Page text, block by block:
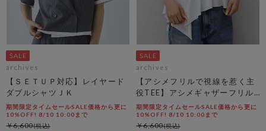
archives
【ＳＥＴＵＰ対応】レイヤード
ダブルシャツＪＫ
期間限定タイムセールSALE価格から更に
10%OFF! 8/10 10:00まで
￥6,600
archives
【アシメフリルで視線を惹く主
役TEE】アシメギャザーフリル
ＴＥＥ
期間限定タイムセールSALE価格から更に
10%OFF! 8/10 10:00まで
￥6,600